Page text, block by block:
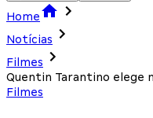
Home
Notícias
Filmes
Quentin Tarantino elege
Filmes